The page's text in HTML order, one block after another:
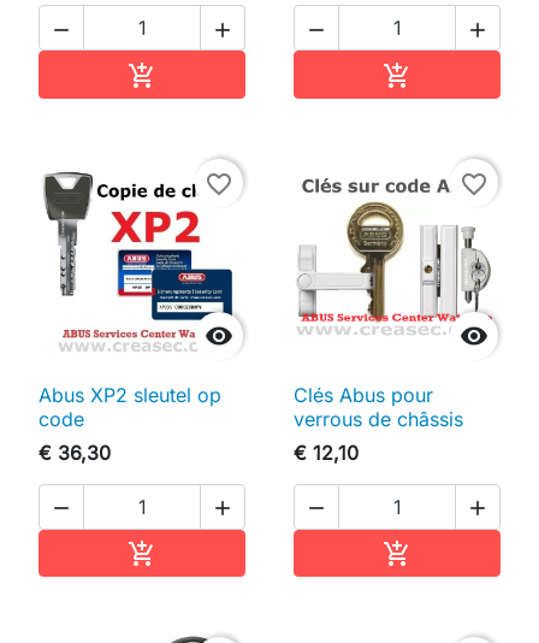
 

 


favorite_border
Abus XP2 sleutel op
code
€ 36,30
 


favorite_border
Clés Abus pour
verrous de châssis
€ 12,10
 
